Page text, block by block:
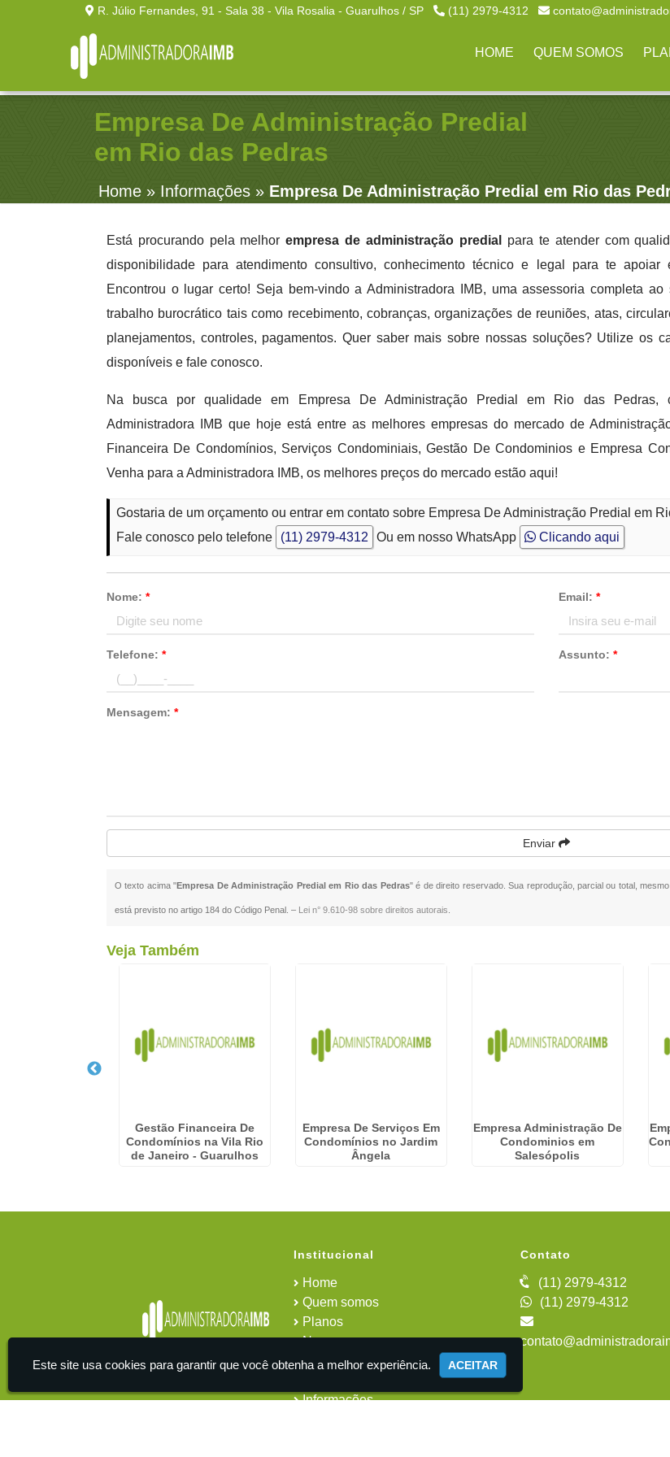
R. Júlio Fernandes, 91 - Sala 38 - Vila Rosalia - Guarulhos / SP (11) 2979-4312
HOME QUEM SOMOS
Empresa De Administração Predial
em Rio das Pedras
Home» Informações » Empresa De Administração Predial em Rio das
Está procurando pela melhorempresa de administração predial
para te atender com
disponibilidade para atendimento consultivo, conhecimento técnico e legal para te apoiar
Encontrou o lugar certo! Seja bem-vindo a Administradora IMB, uma assessoria completa ao
trabalho burocrático tais como recebimento, cobranças, organizações de reuniões, atas,
planejamentos, controles, pagamentos. Quer saber mais sobre nossas soluções? Utilize os
disponíveis e fale conosco.
Na busca por qualidade em Empresa De Administração Predial em Rio das Pedras,
Administradora IMB que hoje está entre as melhores empresas do mercado de
Financeira De Condomínios, Serviços Condominiais, Gestão De Condominios e Empresa
Venha para a Administradora IMB, os melhores preços do mercado estão aqui!
Gostaria de um orçamento ou entrar em contato sobre Empresa De Administração Predial em
Fale conosco pelo telefone
(11) 2979-4312 Ou em nosso WhatsApp Clicando aqui
Nome: * Email: *
Telefone: * Assunto: *
Mensagem: *
Enviar
O texto acima "Empresa De Administração Predial em Rio das Pedras" é de direito reservado. Sua reprodução, parcial ou total,
está previsto no artigo 184 do Código Penal. – Lei n° 9.610-98 sobre direitos autorais
Veja Também
Gestão Financeira De
Condomínios na Vila Rio
de Janeiro - Guarulhos
Empresa De Serviços Em
Condomínios no Jardim
Ângela
Empresa Administração De
Condominios em
Salesópolis
Institucional
Home
Quem somos
Planos
News
Área do cliente
Informações
Contato
(11) 2979-4312
(11) 2979-4312
Este site usa cookies para garantir que você obtenha a melhor experiência. ACEITAR